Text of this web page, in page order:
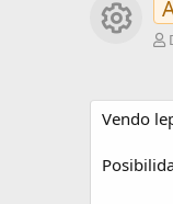
r
Vendo